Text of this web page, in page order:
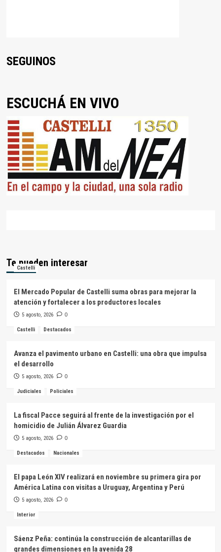
SEGUINOS
ESCUCHÁ EN VIVO
Te pueden interesar
Castelli
El Mercado Popular de Castelli suma obras para mejorar la
atención y fortalecer a los productores locales
5 agosto, 2026 0
Castelli Destacados
Avanza el pavimento urbano en Castelli: una obra que impulsa
el desarrollo
5 agosto, 2026 0
Judiciales Policiales
La fiscal Pacce seguirá al frente de la investigación por el
homicidio de Julián Álvarez Guardia
5 agosto, 2026 0
Destacados Nacionales
El papa León XIV realizará en noviembre su primera gira por
América Latina con visitas a Uruguay, Argentina y Perú
5 agosto, 2026 0
Interior
Sáenz Peña: continúa la construcción de alcantarillas de
grandes dimensiones en la avenida 28